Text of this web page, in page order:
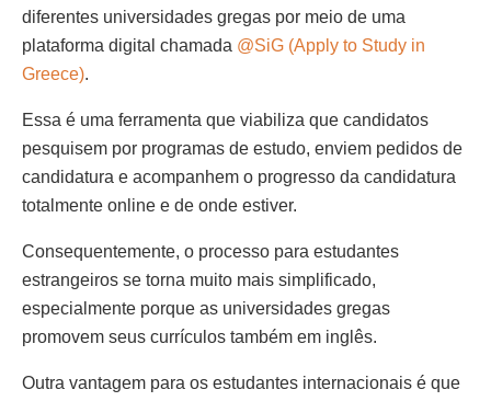
diferentes universidades gregas por meio de uma
plataforma digital chamada @SiG (Apply to Study in
Greece).
Essa é uma ferramenta que viabiliza que candidatos
pesquisem por programas de estudo, enviem pedidos de
candidatura e acompanhem o progresso da candidatura
totalmente online e de onde estiver.
Consequentemente, o processo para estudantes
estrangeiros se torna muito mais simplificado,
especialmente porque as universidades gregas
promovem seus currículos também em inglês.
Outra vantagem para os estudantes internacionais é que